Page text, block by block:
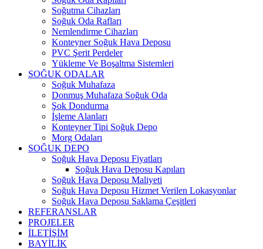
Soğutma Cihazları
Soğuk Oda Rafları
Nemlendirme Cihazları
Konteyner Soğuk Hava Deposu
PVC Şerit Perdeler
Yükleme Ve Boşaltma Sistemleri
SOĞUK ODALAR
Soğuk Muhafaza
Donmuş Muhafaza Soğuk Oda
Şok Dondurma
İşleme Alanları
Konteyner Tipi Soğuk Depo
Morg Odaları
SOĞUK DEPO
Soğuk Hava Deposu Fiyatları
Soğuk Hava Deposu Kapıları
Soğuk Hava Deposu Maliyeti
Soğuk Hava Deposu Hizmet Verilen Lokasyonlar
Soğuk Hava Deposu Saklama Çeşitleri
REFERANSLAR
PROJELER
İLETİŞİM
BAYİLİK